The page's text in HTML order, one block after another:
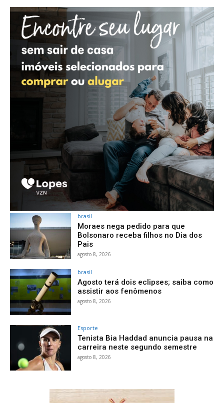
brasil
Moraes nega pedido para que
Bolsonaro receba filhos no Dia dos
Pais
agosto 8, 2026
brasil
Agosto terá dois eclipses; saiba como
assistir aos fenômenos
agosto 8, 2026
Esporte
Tenista Bia Haddad anuncia pausa na
carreira neste segundo semestre
agosto 8, 2026